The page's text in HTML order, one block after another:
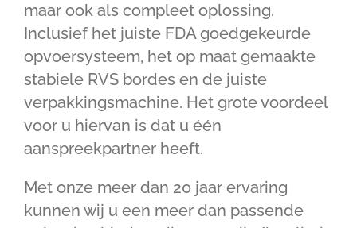
maar ook als compleet oplossing.
Inclusief het juiste FDA goedgekeurde
opvoersysteem, het op maat gemaakte
stabiele RVS bordes en de juiste
verpakkingsmachine. Het grote voordeel
voor u hiervan is dat u één
aanspreekpartner heeft.
Met onze meer dan 20 jaar ervaring
kunnen wij u een meer dan passende